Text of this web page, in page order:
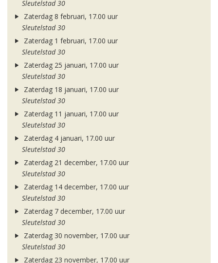
Sleutelstad 30
Zaterdag 8 februari, 17.00 uur
Sleutelstad 30
Zaterdag 1 februari, 17.00 uur
Sleutelstad 30
Zaterdag 25 januari, 17.00 uur
Sleutelstad 30
Zaterdag 18 januari, 17.00 uur
Sleutelstad 30
Zaterdag 11 januari, 17.00 uur
Sleutelstad 30
Zaterdag 4 januari, 17.00 uur
Sleutelstad 30
Zaterdag 21 december, 17.00 uur
Sleutelstad 30
Zaterdag 14 december, 17.00 uur
Sleutelstad 30
Zaterdag 7 december, 17.00 uur
Sleutelstad 30
Zaterdag 30 november, 17.00 uur
Sleutelstad 30
Zaterdag 23 november, 17.00 uur